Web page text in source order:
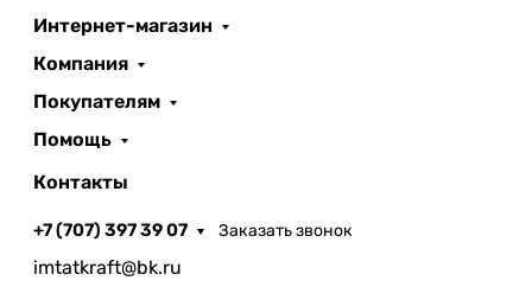
Интернет-магазин
Компания
Покупателям
Помощь
Контакты
+7 (707) 397 39 07 Заказать звонок
imtatkraft@bk.ru